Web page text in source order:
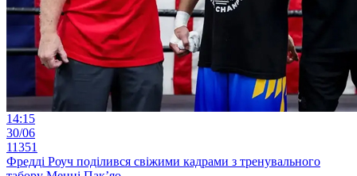
14:15
30/06
11351
Фредді Роуч поділився свіжими кадрами з тренувального